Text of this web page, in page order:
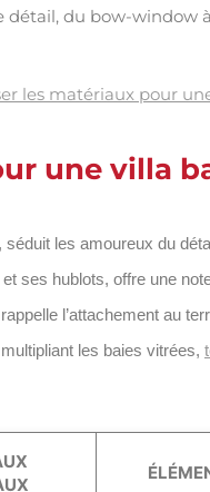
du bow-window
les matériaux pour
une villa
les amoureux du
ses hublots, offre une
l’attachement au
les baies vitrées,